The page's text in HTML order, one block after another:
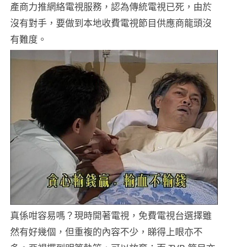
產商力推網絡電視服務，認為傳統電視已死，由於
沒有對手，要做到本地收費電視節目供應商龍頭沒
有難度。
真係咁容易嗎？現時開著電視，免費電視台選擇雖
然有好幾個，但重複的內容不少，睇得上眼亦不